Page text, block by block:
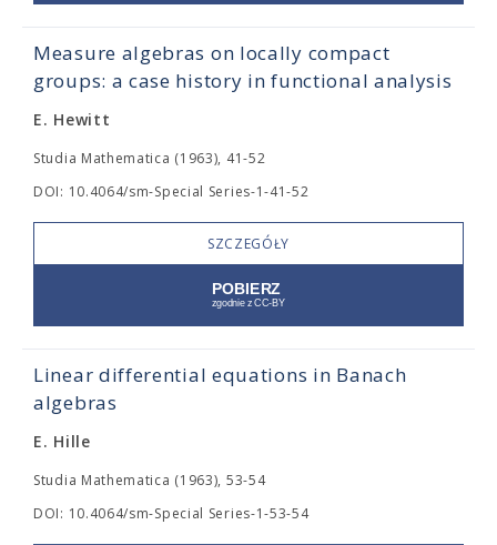
Measure algebras on locally compact
groups: a case history in functional analysis
E. Hewitt
Studia Mathematica (1963), 41-52
DOI: 10.4064/sm-Special Series-1-41-52
SZCZEGÓŁY
Linear differential equations in Banach
algebras
E. Hille
Studia Mathematica (1963), 53-54
DOI: 10.4064/sm-Special Series-1-53-54